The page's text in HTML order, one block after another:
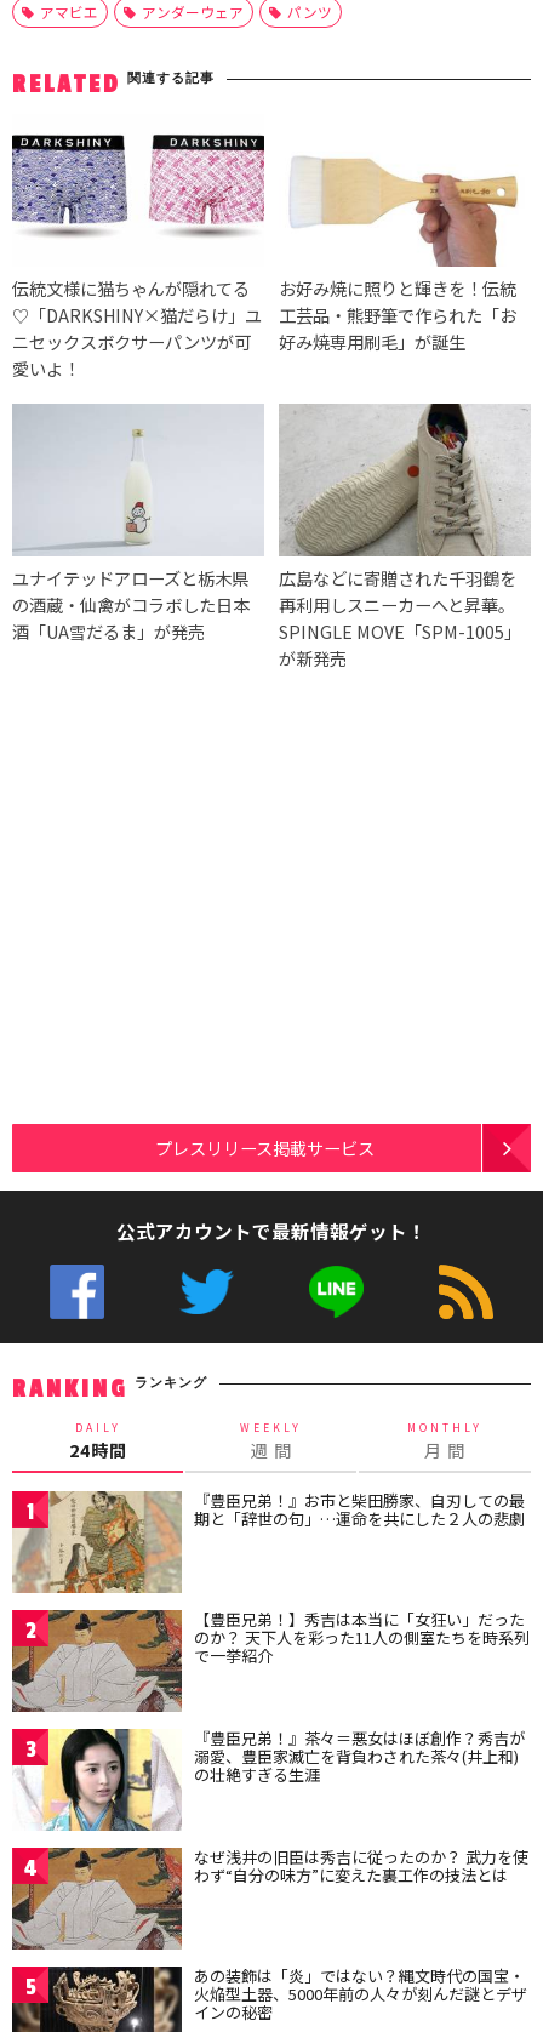
アマビエ アンダーウェア パンツ
RELATED 関連する記事
伝統文様に猫ちゃんが隠れてる
♡「DARKSHINY×猫だらけ」ユ
ニセックスボクサーパンツが可
愛いよ！
お好み焼に照りと輝きを！伝統
工芸品・熊野筆で作られた「お
好み焼専用刷毛」が誕生
ユナイテッドアローズと栃木県
の酒蔵・仙禽がコラボした日本
酒「UA雪だるま」が発売
広島などに寄贈された千羽鶴を
再利用しスニーカーへと昇華。
SPINGLE MOVE「SPM-1005」
が新発売
プレスリリース掲載サービス
公式アカウントで最新情報ゲット！
RANKING ランキング
DAILY
24時間
WEEKLY
週 間
MONTHLY
月 間
1 『豊臣兄弟！』お市と柴田勝家、自刃しての最
期と「辞世の句」…運命を共にした２人の悲劇
2 【豊臣兄弟！】秀吉は本当に「女狂い」だった
のか？ 天下人を彩った11人の側室たちを時系列
で一挙紹介
3 『豊臣兄弟！』茶々＝悪女はほぼ創作？秀吉が
溺愛、豊臣家滅亡を背負わされた茶々(井上和)
の壮絶すぎる生涯
4 なぜ浅井の旧臣は秀吉に従ったのか？ 武力を使
わず“自分の味方”に変えた裏工作の技法とは
5 あの装飾は「炎」ではない？縄文時代の国宝・
火焔型土器、5000年前の人々が刻んだ謎とデザ
インの秘密